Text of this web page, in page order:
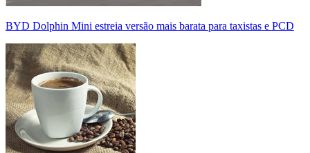
BYD Dolphin Mini estreia versão mais barata para taxistas e PCD